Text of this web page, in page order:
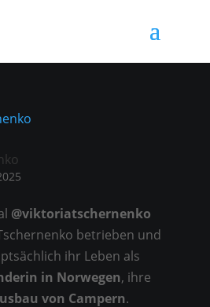
@viktoriatschernenko
betrieben und
ihr Leben als
in Norwegen, ihre
von Campern.